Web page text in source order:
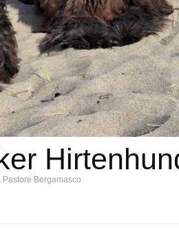
Pastore Bergamasco